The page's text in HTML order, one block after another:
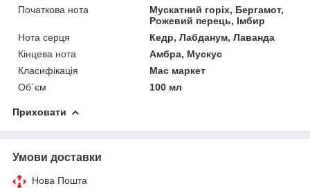
Початкова нота
Мускатний горіх, Бергамот,
Рожевий перець, Імбир
Нота серця
Кедр, Лабданум, Лаванда
Кінцева нота
Амбра, Мускус
Класифікація
Мас маркет
Об`єм
100 мл
Приховати
Умови доставки
Нова Пошта